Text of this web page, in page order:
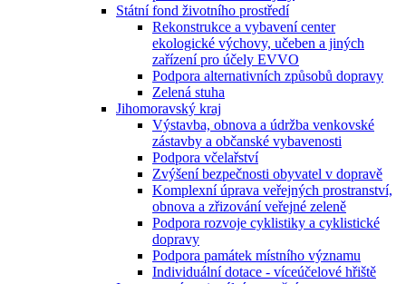
Státní fond životního prostředí
Rekonstrukce a vybavení center
ekologické výchovy, učeben a jiných
zařízení pro účely EVVO
Podpora alternativních způsobů dopravy
Zelená stuha
Jihomoravský kraj
Výstavba, obnova a údržba venkovské
zástavby a občanské vybavenosti
Podpora včelařství
Zvýšení bezpečnosti obyvatel v dopravě
Komplexní úprava veřejných prostranství,
obnova a zřizování veřejné zeleně
Podpora rozvoje cyklistiky a cyklistické
dopravy
Podpora památek místního významu
Individuální dotace - víceúčelové hřiště